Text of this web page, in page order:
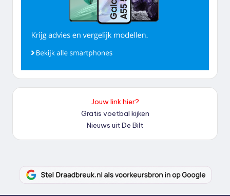
Jouw link hier?
Gratis voetbal kijken
Nieuws uit De Bilt